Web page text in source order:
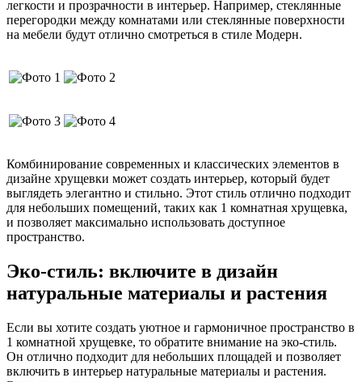
легкости и прозрачности в интерьер. Например, стеклянные
перегородки между комнатами или стеклянные поверхности
на мебели будут отлично смотреться в стиле Модерн.
Комбинирование современных и классических элементов в
дизайне хрущевки может создать интерьер, который будет
выглядеть элегантно и стильно. Этот стиль отлично подходит
для небольших помещений, таких как 1 комнатная хрущевка,
и позволяет максимально использовать доступное
пространство.
Эко-стиль: включите в дизайн
натуральные материалы и растения
Если вы хотите создать уютное и гармоничное пространство в
1 комнатной хрущевке, то обратите внимание на эко-стиль.
Он отлично подходит для небольших площадей и позволяет
включить в интерьер натуральные материалы и растения.